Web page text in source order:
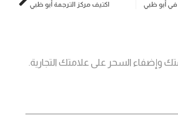
وإضفاء السحر على علامتك التجارية.
في أبو ظبي اكتيف مركز الترجمة أبو ظبي